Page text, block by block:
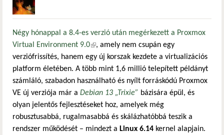
Négy hónappal a 8.4-es verzió után megérkezett a Proxmox
Virtual Environment 9.0(külső hivatkozás)
, amely nem csupán egy
verziófrissítés, hanem egy új korszak kezdete a virtualizációs
platform életében. A több mint 1,6 millió telepített példányt
számláló, szabadon használható és nyílt forráskódú Proxmox
VE új verziója már a Debian 13 „Trixie” bázisára épül, és
olyan jelentős fejlesztéseket hoz, amelyek még
robusztusabbá, rugalmasabbá és skálázhatóbbá teszik a
rendszer működését – mindezt a Linux 6.14 kernel alapjain.